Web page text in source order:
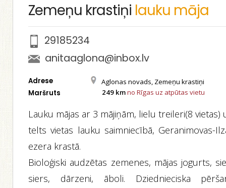
Zemeņu krastiņi lauku māja
29185234
anitaaglona@inbox.lv
Adrese Aglonas novads, Zemeņu krastiņi
Maršruts 249 kmno Rīgas uz atpūtas vietu
Lauku mājas ar 3 mājiņām, lielu treileri(8 vietas)
telts vietas lauku saimniecībā, Geranimovas-
ezera krastā.
Bioloģiski audzētas zemenes, mājas jogurts,
siers, dārzeni, āboli. Dziednieciska